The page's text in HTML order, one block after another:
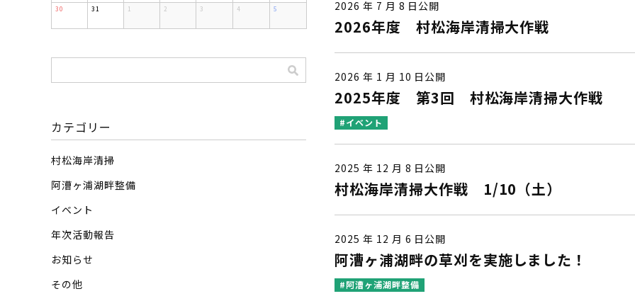
30 31 1 2 3 4 5
カテゴリー
村松海岸清掃
阿漕ヶ浦湖畔整備
イベント
年次活動報告
お知らせ
その他
2026 年 7 月 8 日公開
2026年度 村松海岸清掃大作戦
2026 年 1 月 10 日公開
2025年度 第3回 村松海岸清掃大作戦
#イベント
2025 年 12 月 8 日公開
村松海岸清掃大作戦 1/10（土）
2025 年 12 月 6 日公開
阿漕ヶ浦湖畔の草刈を実施しました！
#阿漕ヶ浦湖畔整備